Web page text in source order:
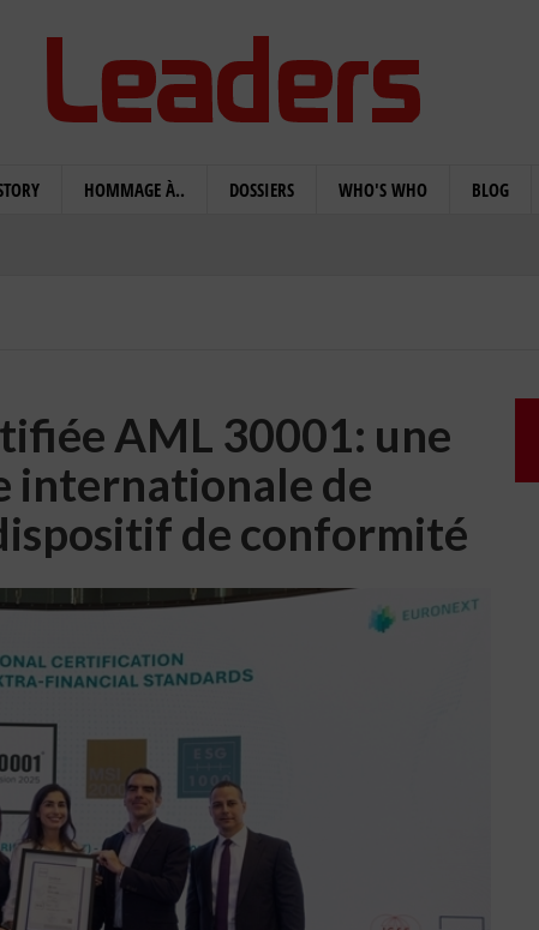
HOMMAGE À.. DOSSIERS WHO'S WHO BLOG
AML 30001: une
internationale de
de conformité